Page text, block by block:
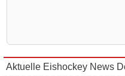
Aktuelle Eishockey News